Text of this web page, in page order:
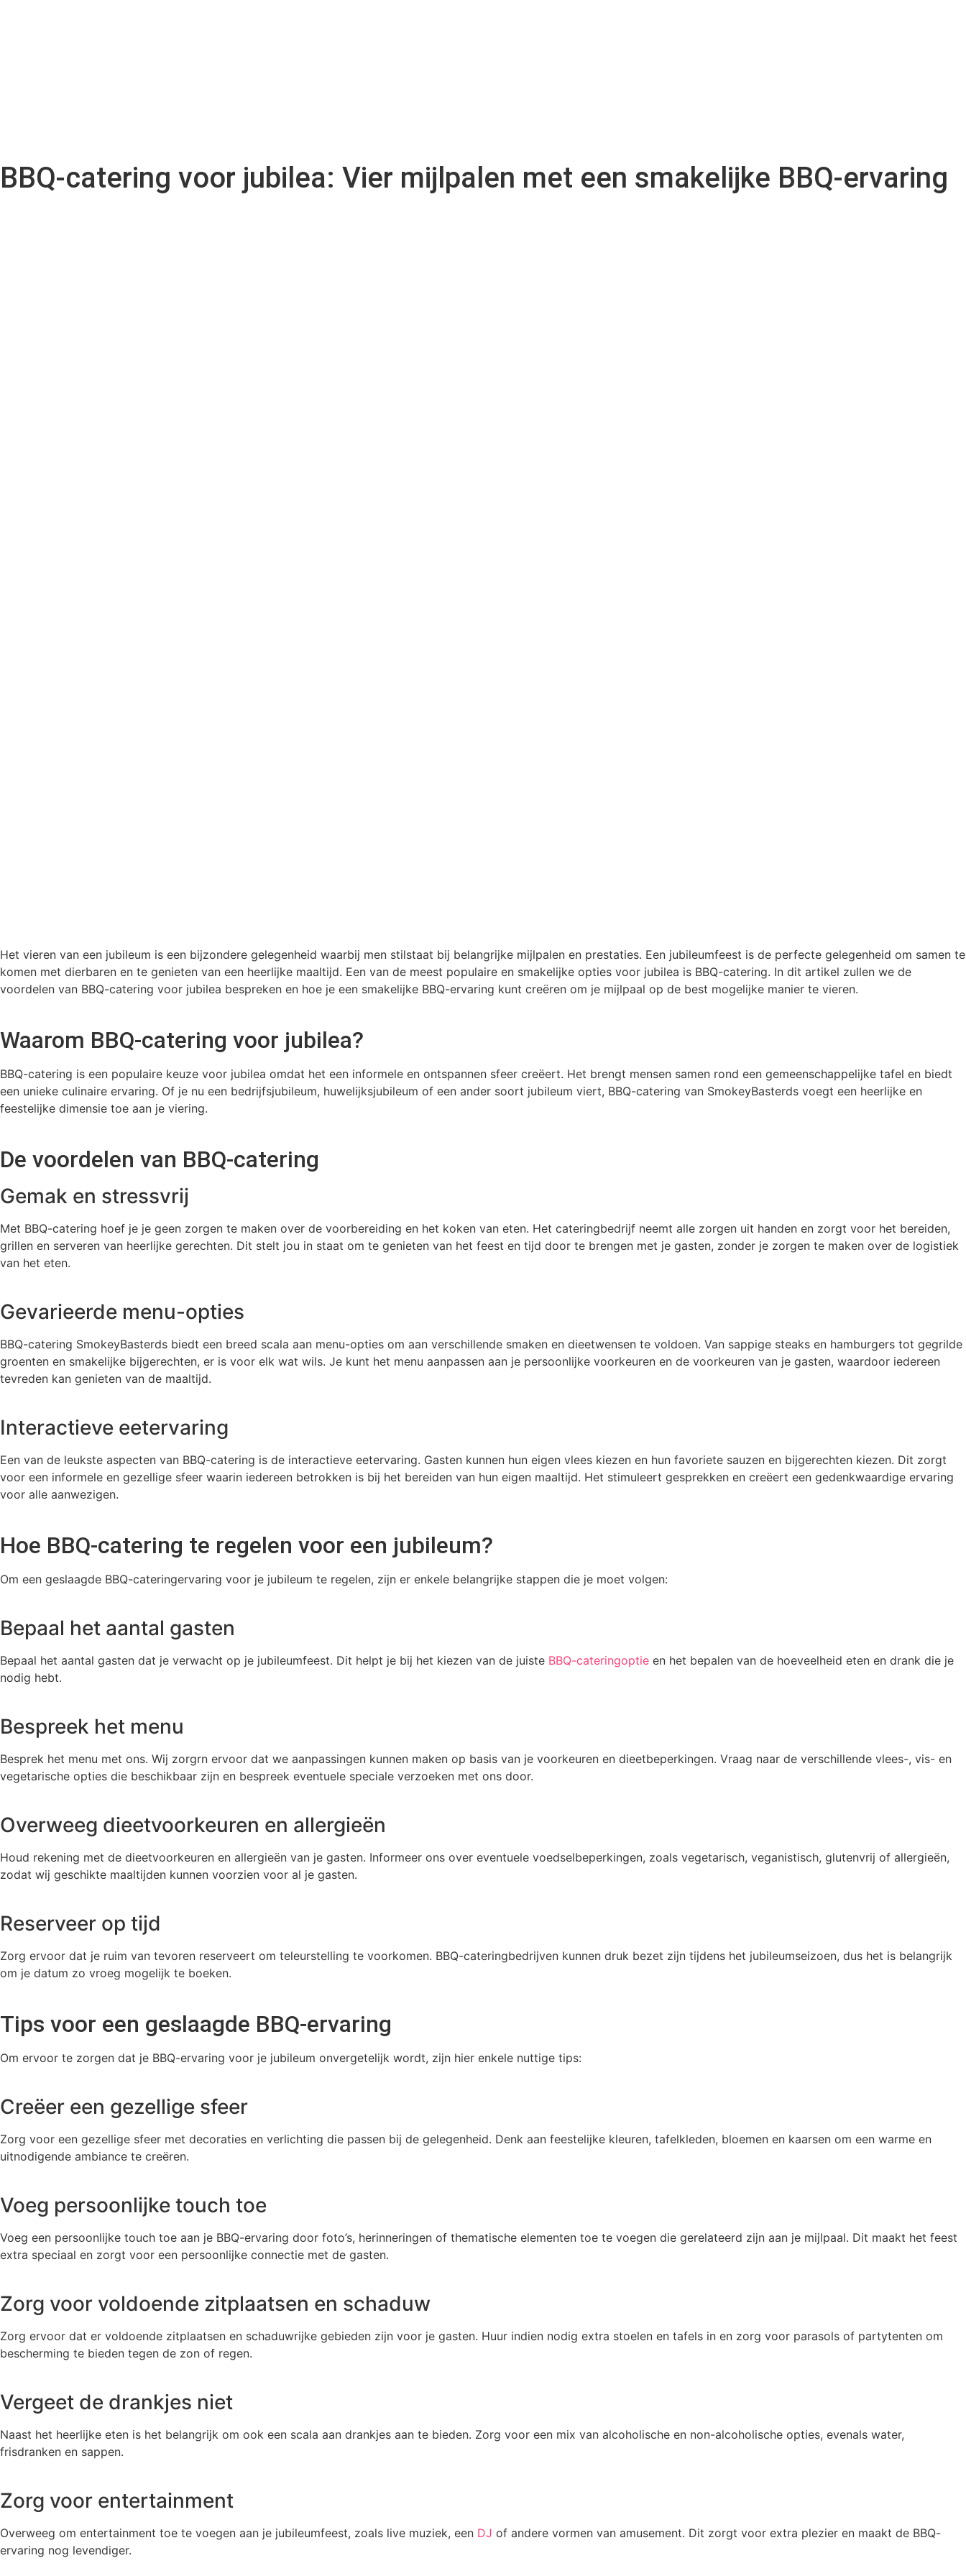
BBQ-catering voor jubilea: Vier mijlpalen met een smakelijke BBQ-ervaring
Het vieren van een jubileum is een bijzondere gelegenheid waarbij men stilstaat bij belangrijke mijlpalen en prestaties. Een jubileumfeest is de perfecte gelegenheid om samen te
komen met dierbaren en te genieten van een heerlijke maaltijd. Een van de meest populaire en smakelijke opties voor jubilea is BBQ-catering. In dit artikel zullen we de
voordelen van BBQ-catering voor jubilea bespreken en hoe je een smakelijke BBQ-ervaring kunt creëren om je mijlpaal op de best mogelijke manier te vieren.
Waarom BBQ-catering voor jubilea?
BBQ-catering is een populaire keuze voor jubilea omdat het een informele en ontspannen sfeer creëert. Het brengt mensen samen rond een gemeenschappelijke tafel en biedt
een unieke culinaire ervaring. Of je nu een bedrijfsjubileum, huwelijksjubileum of een ander soort jubileum viert, BBQ-catering van SmokeyBasterds voegt een heerlijke en
feestelijke dimensie toe aan je viering.
De voordelen van BBQ-catering
Gemak en stressvrij
Met BBQ-catering hoef je je geen zorgen te maken over de voorbereiding en het koken van eten. Het cateringbedrijf neemt alle zorgen uit handen en zorgt voor het bereiden,
grillen en serveren van heerlijke gerechten. Dit stelt jou in staat om te genieten van het feest en tijd door te brengen met je gasten, zonder je zorgen te maken over de logistiek
van het eten.
Gevarieerde menu-opties
BBQ-catering SmokeyBasterds biedt een breed scala aan menu-opties om aan verschillende smaken en dieetwensen te voldoen. Van sappige steaks en hamburgers tot gegrilde
groenten en smakelijke bijgerechten, er is voor elk wat wils. Je kunt het menu aanpassen aan je persoonlijke voorkeuren en de voorkeuren van je gasten, waardoor iedereen
tevreden kan genieten van de maaltijd.
Interactieve eetervaring
Een van de leukste aspecten van BBQ-catering is de interactieve eetervaring. Gasten kunnen hun eigen vlees kiezen en hun favoriete sauzen en bijgerechten kiezen. Dit zorgt
voor een informele en gezellige sfeer waarin iedereen betrokken is bij het bereiden van hun eigen maaltijd. Het stimuleert gesprekken en creëert een gedenkwaardige ervaring
voor alle aanwezigen.
Hoe BBQ-catering te regelen voor een jubileum?
Om een geslaagde BBQ-cateringervaring voor je jubileum te regelen, zijn er enkele belangrijke stappen die je moet volgen:
Bepaal het aantal gasten
Bepaal het aantal gasten dat je verwacht op je jubileumfeest. Dit helpt je bij het kiezen van de juiste BBQ-cateringoptie en het bepalen van de hoeveelheid eten en drank die je
nodig hebt.
Bespreek het menu
Besprek het menu met ons. Wij zorgrn ervoor dat we aanpassingen kunnen maken op basis van je voorkeuren en dieetbeperkingen. Vraag naar de verschillende vlees-, vis- en
vegetarische opties die beschikbaar zijn en bespreek eventuele speciale verzoeken met ons door.
Overweeg dieetvoorkeuren en allergieën
Houd rekening met de dieetvoorkeuren en allergieën van je gasten. Informeer ons over eventuele voedselbeperkingen, zoals vegetarisch, veganistisch, glutenvrij of allergieën,
zodat wij geschikte maaltijden kunnen voorzien voor al je gasten.
Reserveer op tijd
Zorg ervoor dat je ruim van tevoren reserveert om teleurstelling te voorkomen. BBQ-cateringbedrijven kunnen druk bezet zijn tijdens het jubileumseizoen, dus het is belangrijk
om je datum zo vroeg mogelijk te boeken.
Tips voor een geslaagde BBQ-ervaring
Om ervoor te zorgen dat je BBQ-ervaring voor je jubileum onvergetelijk wordt, zijn hier enkele nuttige tips:
Creëer een gezellige sfeer
Zorg voor een gezellige sfeer met decoraties en verlichting die passen bij de gelegenheid. Denk aan feestelijke kleuren, tafelkleden, bloemen en kaarsen om een warme en
uitnodigende ambiance te creëren.
Voeg persoonlijke touch toe
Voeg een persoonlijke touch toe aan je BBQ-ervaring door foto’s, herinneringen of thematische elementen toe te voegen die gerelateerd zijn aan je mijlpaal. Dit maakt het feest
extra speciaal en zorgt voor een persoonlijke connectie met de gasten.
Zorg voor voldoende zitplaatsen en schaduw
Zorg ervoor dat er voldoende zitplaatsen en schaduwrijke gebieden zijn voor je gasten. Huur indien nodig extra stoelen en tafels in en zorg voor parasols of partytenten om
bescherming te bieden tegen de zon of regen.
Vergeet de drankjes niet
Naast het heerlijke eten is het belangrijk om ook een scala aan drankjes aan te bieden. Zorg voor een mix van alcoholische en non-alcoholische opties, evenals water,
frisdranken en sappen.
Zorg voor entertainment
Overweeg om entertainment toe te voegen aan je jubileumfeest, zoals live muziek, een DJ of andere vormen van amusement. Dit zorgt voor extra plezier en maakt de BBQ-
ervaring nog levendiger.